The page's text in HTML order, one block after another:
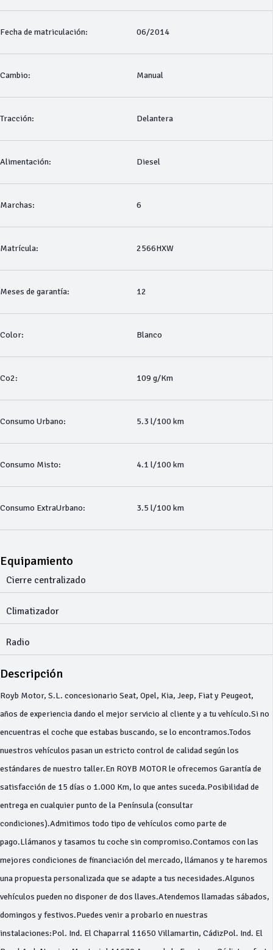
Fecha de matriculación: 06/2014
Cambio: Manual
Tracción: Delantera
Alimentación: Diesel
Marchas: 6
Matrícula: 2566HXW
Meses de garantía: 12
Color: Blanco
Co2: 109 g/Km
Consumo Urbano: 5.3 l/100 km
Consumo Misto: 4.1 l/100 km
Consumo ExtraUrbano: 3.5 l/100 km
Equipamiento
Cierre centralizado
Climatizador
Radio
Descripción
Royb Motor, S.L. concesionario Seat, Opel, Kia, Jeep, Fiat y Peugeot,
años de experiencia dando el mejor servicio al cliente y a tu vehículo.Si no
encuentras el coche que estabas buscando, se lo encontramos.Todos
nuestros vehículos pasan un estricto control de calidad según los
estándares de nuestro taller.En ROYB MOTOR le ofrecemos Garantía de
satisfacción de 15 días o 1.000 Km, lo que antes suceda.Posibilidad de
entrega en cualquier punto de la Península (consultar
condiciones).Admitimos todo tipo de vehículos como parte de
pago.Llámanos y tasamos tu coche sin compromiso.Contamos con las
mejores condiciones de financiación del mercado, llámanos y te haremos
una propuesta personalizada que se adapte a tus necesidades.Algunos
vehículos pueden no disponer de dos llaves.Atendemos llamadas sábados,
domingos y festivos.Puedes venir a probarlo en nuestras
instalaciones:Pol. Ind. El Chaparral 11650 Villamartin, CádizPol. Ind. El